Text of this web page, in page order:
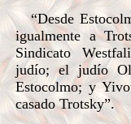
“Desde
igualmente a
Sindicato
judío; el judío
Estocolmo; y
casado Trotsky”.